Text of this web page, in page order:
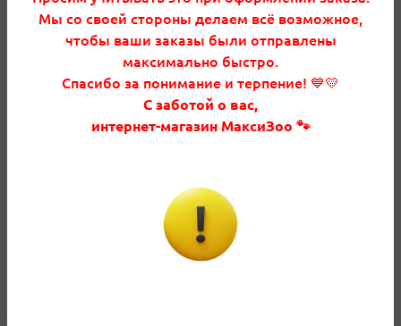
натуральных рационах для собак, кости от неё
следует исключить полностью.
Свиные кости для собак — можно или нет?
Большинство ветеринаров против. Причин
несколько. Во-первых, сырые свиные кости несут
замораживании и уничтожаются только при
термической обработке — но варёные кости ещё
опаснее структурно. Во-вторых, свинина содержит
много жира, что создаёт нагрузку на
Мы со своей стороны делаем всё возможное,
чтобы ваши заказы были отправлены
максимально быстро.
Спасибо за понимание и терпение! 💙💛
С заботой о вас,
интернет-магазин МаксиЗоо 🐾